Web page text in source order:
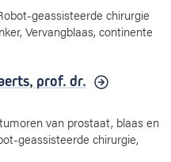
geassisteerde chirurgie
Vervangblaas, continente
prof. dr.
van prostaat, blaas en
geassisteerde chirurgie,